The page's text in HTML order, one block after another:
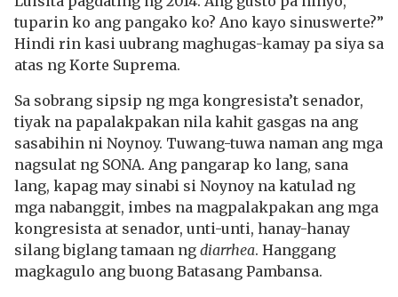
tuparin ko ang pangako ko? Ano kayo sinuswerte?”
Hindi rin kasi uubrang maghugas-kamay pa siya sa
atas ng Korte Suprema.
Sa sobrang sipsip ng mga kongresista’t senador,
tiyak na papalakpakan nila kahit gasgas na ang
sasabihin ni Noynoy. Tuwang-tuwa naman ang mga
nagsulat ng SONA. Ang pangarap ko lang, sana
lang, kapag may sinabi si Noynoy na katulad ng
mga nabanggit, imbes na magpalakpakan ang mga
kongresista at senador, unti-unti, hanay-hanay
silang biglang tamaan ng diarrhea. Hanggang
magkagulo ang buong Batasang Pambansa.